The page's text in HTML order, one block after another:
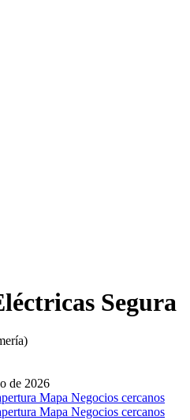
Segura
de 2026
Mapa Negocios cercanos
Mapa Negocios cercanos